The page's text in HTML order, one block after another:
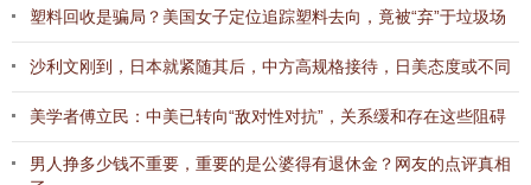
塑料回收是骗局？美国女子定位追踪塑料去向，竟被“弃”于垃圾场
沙利文刚到，日本就紧随其后，中方高规格接待，日美态度或不同
美学者傅立民：中美已转向“敌对性对抗”，关系缓和存在这些阻碍
男人挣多少钱不重要，重要的是公婆得有退休金？网友的点评真相